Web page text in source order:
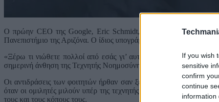
If you wish
sensitive
confirm
continue
information
Ο πρώην CEO της Google, Eric Schmidt, δέχθηκε αποδοκιμασίες
Πανεπιστήμιο της Αριζόνα. Ο ίδιος υπογράμμισε την αυξανόμενη
«Ξέρω τι νιώθετε πολλοί από εσάς γι’ αυτό. Σας καταλαβαίνω»,
σημερινή άνθηση της Τεχνητής Νοημοσύνης με την άνοδο των
Οι αντιδράσεις των φοιτητών ήρθαν σαν ξέσπασμα για την
όταν οι ομιλητές μιλούν υπέρ της τεχνητής νοημοσύνης, και όχι
τους και τους κόπους τους.